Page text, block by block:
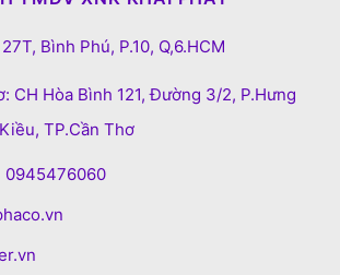
Bình Phú, P.10, Q,6.HCM
CH Hòa Bình 121, Đường 3/2, P.Hưng
TP.Cần Thơ
0945476060